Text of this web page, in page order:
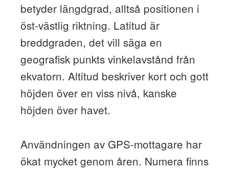
betyder längdgrad, alltså positionen i
öst-västlig riktning. Latitud är
breddgraden, det vill säga en
geografisk punkts vinkelavstånd från
ekvatorn. Altitud beskriver kort och gott
höjden över en viss nivå, kanske
höjden över havet.
Användningen av GPS-mottagare har
ökat mycket genom åren. Numera finns